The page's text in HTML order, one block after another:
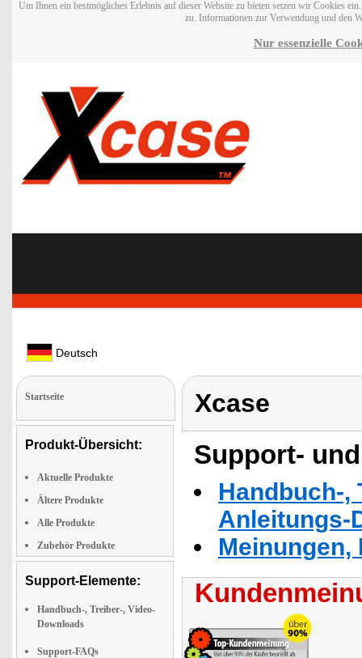
Um Ihnen ein bestmögliches Erlebnis auf dieser Website zu bieten setzen wir Cookies
zu. Informationen zur Verwendung und den
Nur essenzielle
Deutsch
Startseite
Produkt-Übersicht:
Aktuelle Produkte
Ältere Produkte
Alle Produkte
Zubehör Produkte
Support-Elemente:
Handbuch-, Treiber-, Video-
Downloads
Support-FAQs
Xcase
Support-
Handbuch-,
Anleitungs-